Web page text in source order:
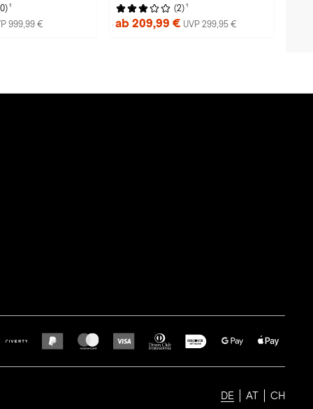
1
999,99 €
(2) 1
ab 209,99 € UVP 299,95 €
DE AT CH